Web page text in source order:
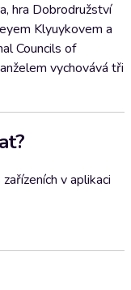
hra Dobrodružství
Klyuykovem a
Councils of
vychovává tři
v aplikaci